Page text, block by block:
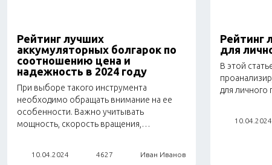
Рейтинг лучших
аккумуляторных болгарок по
соотношению цена и
надежность в 2024 году
При выборе такого инструмента
необходимо обращать внимание на ее
особенности. Важно учитывать
мощность, скорость вращения,…
10.04.2024 4627 Иван Иванов
Рейтинг
для
В этой
для
10.04.2024